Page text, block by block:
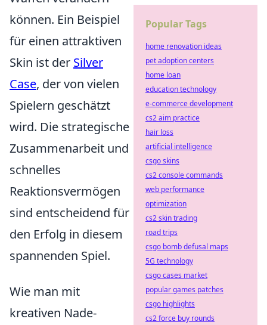
können. Ein Beispiel
für einen attraktiven
Skin ist der Silver
Case, der von vielen
Spielern geschätzt
wird. Die strategische
Zusammenarbeit und
schnelles
Reaktionsvermögen
sind entscheidend für
den Erfolg in diesem
spannenden Spiel.
Wie man mit
kreativen Nade-
Popular Tags
home renovation ideas
pet adoption centers
home loan
education technology
e-commerce development
cs2 aim practice
hair loss
artificial intelligence
csgo skins
cs2 console commands
web performance
optimization
cs2 skin trading
road trips
csgo bomb defusal maps
5G technology
csgo cases market
popular games patches
csgo highlights
cs2 force buy rounds